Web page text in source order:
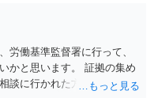
労働基準監督署に行って、
かと思います。 証拠の集め
談に行かれた方がよいかと